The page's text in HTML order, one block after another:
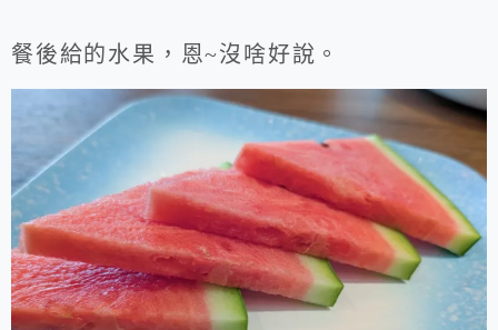
餐後給的水果，恩~沒啥好說。